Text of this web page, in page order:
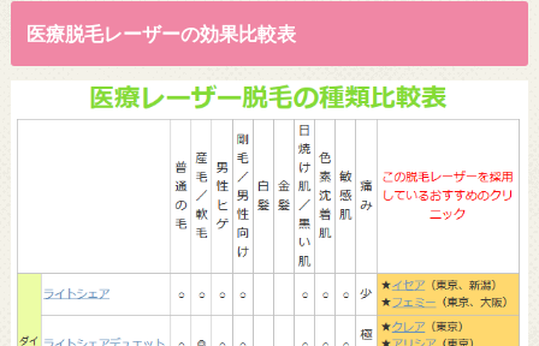
医療脱毛レーザーの効果比較表